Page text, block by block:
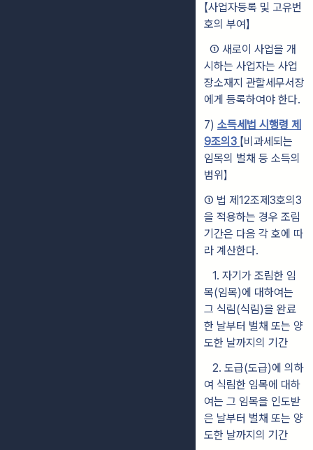
【사업자등록 및 고유번
호의 부여】
① 새로이 사업을 개
시하는 사업자는 사업
장소재지 관할세무서장
에게 등록하여야 한다.
7) 소득세법 시행령 제
9조의3 【비과세되는
임목의 벌채 등 소득의
범위】
① 법 제12조제3호의3
을 적용하는 경우 조림
기간은 다음 각 호에 따
라 계산한다.
1. 자기가 조림한 임
목(임목)에 대하여는
그 식림(식림)을 완료
한 날부터 벌채 또는 양
도한 날까지의 기간
2. 도급(도급)에 의하
여 식림한 임목에 대하
여는 그 임목을 인도받
은 날부터 벌채 또는 양
도한 날까지의 기간